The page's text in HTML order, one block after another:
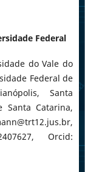
Federal
do Vale do
Federal de
Santa
Santa Catarina,
Orcid: